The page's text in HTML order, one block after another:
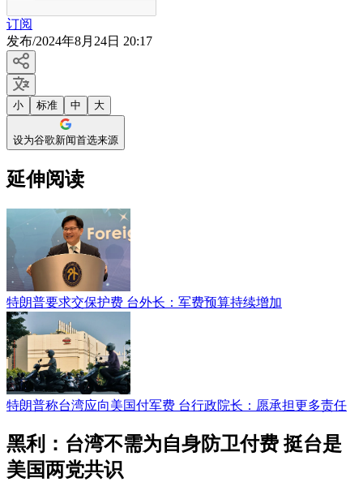
订阅
发布/2024年8月24日 20:17
小 标准 中 大
设为谷歌新闻首选来源
延伸阅读
特朗普要求交保护费 台外长：军费预算持续增加
特朗普称台湾应向美国付军费 台行政院长：愿承担更多责任
黑利：台湾不需为自身防卫付费 挺台是
美国两党共识